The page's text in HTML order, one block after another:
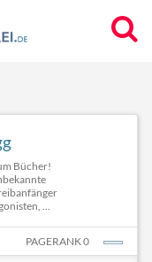
Bücher!
...
PAGERANK 0